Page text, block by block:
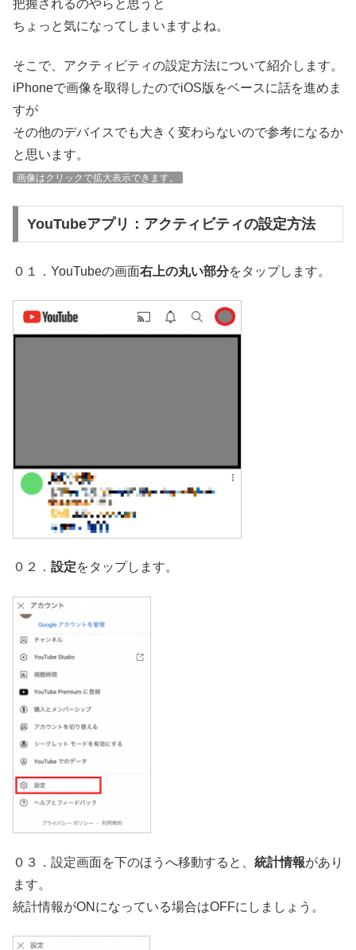
把握されるのやらと思うと
ちょっと気になってしまいますよね。
そこで、アクティビティの設定方法について紹介します。
iPhoneで画像を取得したのでiOS版をベースに話を進めま
すが
その他のデバイスでも大きく変わらないので参考になるか
と思います。
画像はクリックで拡大表示できます。
YouTubeアプリ：アクティビティの設定方法
０１．YouTubeの画面右上の丸い部分をタップします。
０２． 設定をタップします。
０３．設定画面を下のほうへ移動すると、 統計情報があり
ます。
統計情報がONになっている場合はOFFにしましょう。